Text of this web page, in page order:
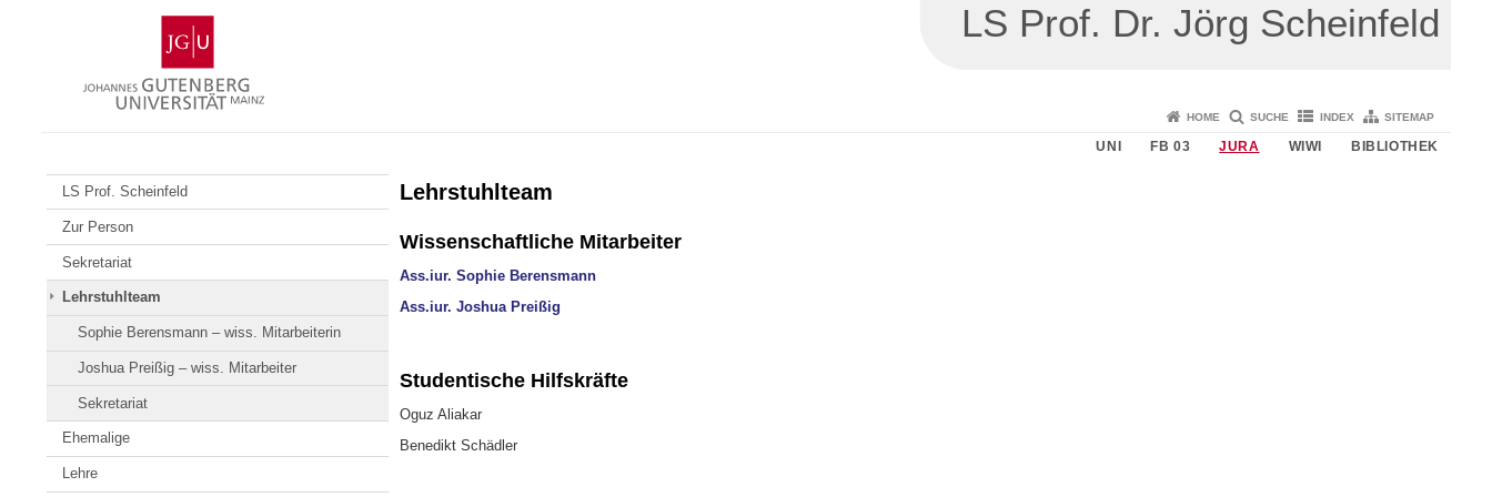
Gutenberg-
Universität
Mainz
LS Prof. Dr. Jörg Scheinfeld
HOME SUCHE INDEX SITEMAP
UNI FB 03 JURA WIWI BIBLIOTHEK
LS Prof. Scheinfeld
Zur Person
Sekretariat
Lehrstuhlteam
Sophie Berensmann – wiss. Mitarbeiterin
Joshua Preißig – wiss. Mitarbeiter
Sekretariat
Ehemalige
Lehre
Lehrstuhlteam
Wissenschaftliche Mitarbeiter
Ass.iur. Sophie Berensmann
Ass.iur. Joshua Preißig
Studentische Hilfskräfte
Oguz Aliakar
Benedikt Schädler